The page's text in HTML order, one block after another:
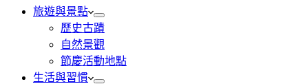
旅遊與景點
歷史古蹟
自然景觀
節慶活動地點
生活與習慣